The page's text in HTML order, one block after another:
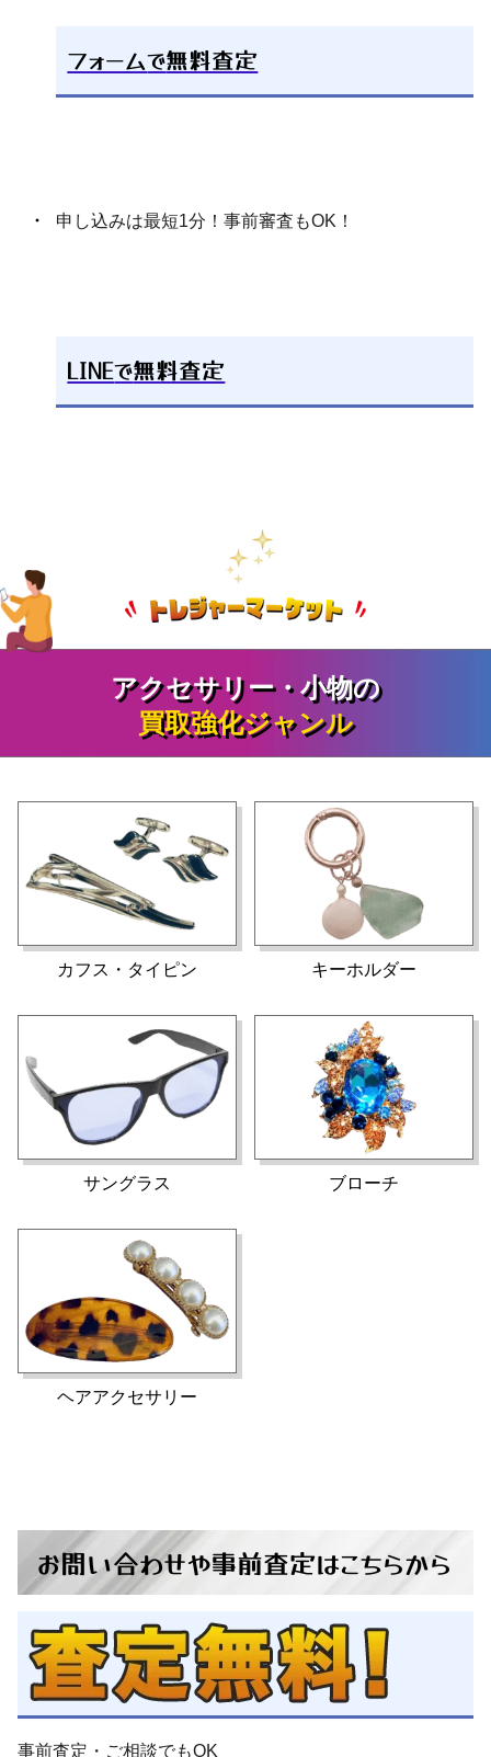
フォームで無料査定
申し込みは最短1分！事前審査もOK！
LINEで無料査定
アクセサリー・小物の
買取強化ジャンル
カフス・タイピン キーホルダー
サングラス ブローチ
ヘアアクセサリー
お問い合わせや事前査定はこちらから
事前査定・ご相談でもOK